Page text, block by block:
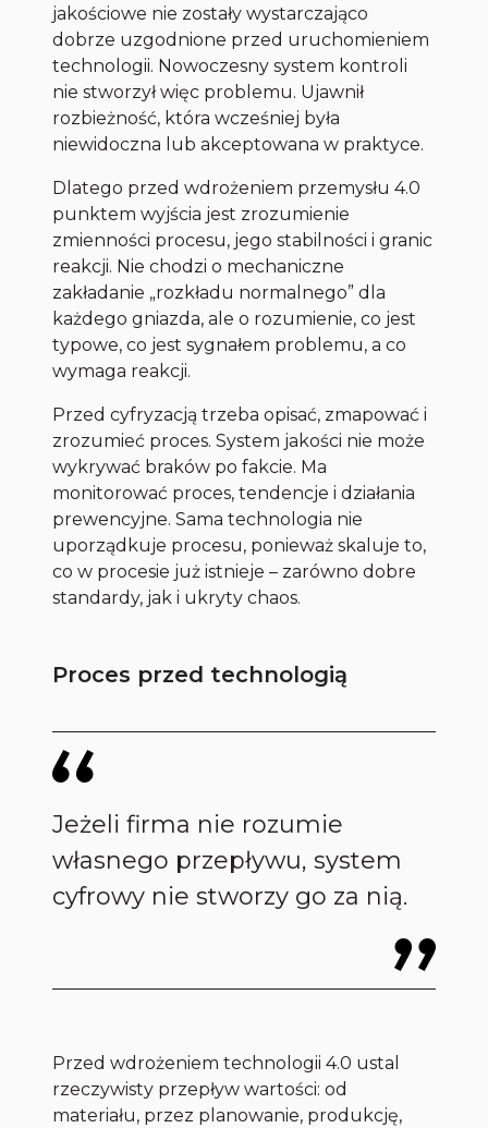
jakościowe nie zostały wystarczająco
dobrze uzgodnione przed uruchomieniem
technologii. Nowoczesny system kontroli
nie stworzył więc problemu. Ujawnił
rozbieżność, która wcześniej była
niewidoczna lub akceptowana w praktyce.
Dlatego przed wdrożeniem przemysłu 4.0
punktem wyjścia jest zrozumienie
zmienności procesu, jego stabilności i granic
reakcji. Nie chodzi o mechaniczne
zakładanie „rozkładu normalnego” dla
każdego gniazda, ale o rozumienie, co jest
typowe, co jest sygnałem problemu, a co
wymaga reakcji.
Przed cyfryzacją trzeba opisać, zmapować i
zrozumieć proces. System jakości nie może
wykrywać braków po fakcie. Ma
monitorować proces, tendencje i działania
prewencyjne. Sama technologia nie
uporządkuje procesu, ponieważ skaluje to,
co w procesie już istnieje – zarówno dobre
standardy, jak i ukryty chaos.
Proces przed technologią
Jeżeli firma nie rozumie
własnego przepływu, system
cyfrowy nie stworzy go za nią.
Przed wdrożeniem technologii 4.0 ustal
rzeczywisty przepływ wartości: od
materiału, przez planowanie, produkcję,